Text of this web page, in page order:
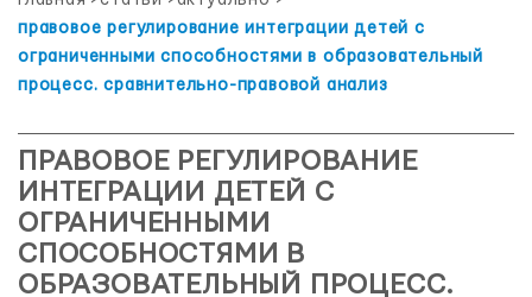
правовое регулирование интеграции детей с
ограниченными способностями в образовательный
процесс. сравнительно-правовой анализ
ПРАВОВОЕ РЕГУЛИРОВАНИЕ
ИНТЕГРАЦИИ ДЕТЕЙ С
ОГРАНИЧЕННЫМИ
СПОСОБНОСТЯМИ В
ОБРАЗОВАТЕЛЬНЫЙ ПРОЦЕСС.